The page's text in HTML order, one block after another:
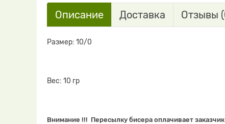
Описание Доставка Отзывы
Размер: 10/0
Вес: 10 гр
Внимание !!! Пересылку бисера оплачивает